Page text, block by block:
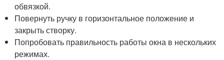
обвязкой.
Повернуть ручку в горизонтальное положение и
закрыть створку.
Попробовать правильность работы окна в нескольких
режимах.